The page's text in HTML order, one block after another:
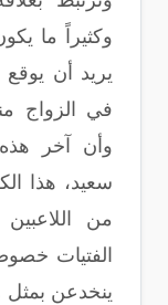
وكثيراً ما
يريد أن
في الزواج
وأن آخر هذه
سعيد، هذا
من
الفتيات
ينخدعن بمثل